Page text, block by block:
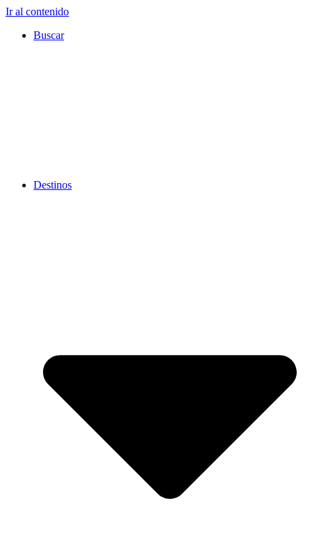
Ir al contenido
Buscar
Destinos